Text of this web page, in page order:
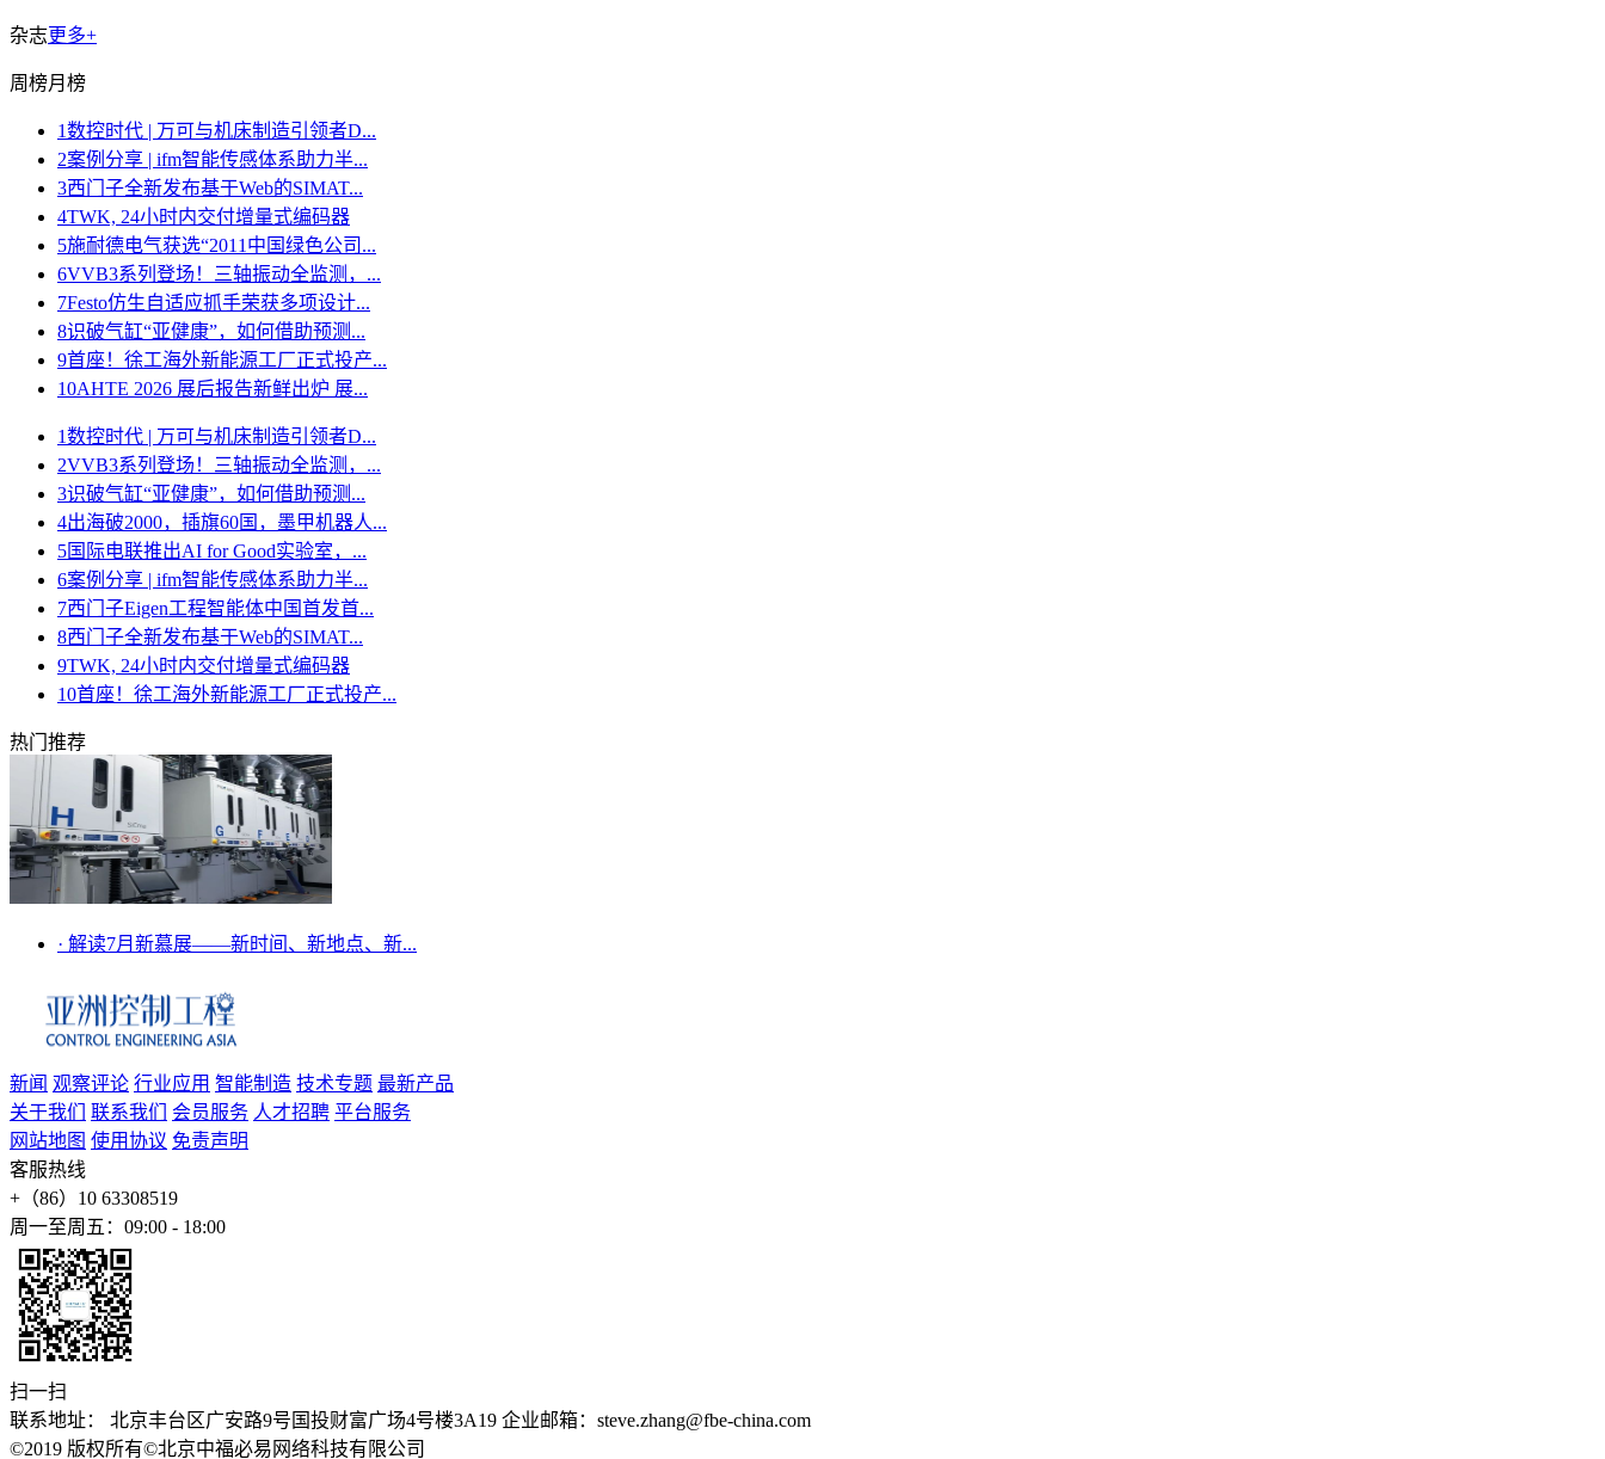
杂志更多+
周榜月榜
1数控时代 | 万可与机床制造引领者D...
2案例分享 | ifm智能传感体系助力半...
3西门子全新发布基于Web的SIMAT...
4TWK, 24小时内交付增量式编码器
5施耐德电气获选“2011中国绿色公司...
6VVB3系列登场！三轴振动全监测，...
7Festo仿生自适应抓手荣获多项设计...
8识破气缸“亚健康”，如何借助预测...
9首座！徐工海外新能源工厂正式投产...
10AHTE 2026 展后报告新鲜出炉 展...
1数控时代 | 万可与机床制造引领者D...
2VVB3系列登场！三轴振动全监测，...
3识破气缸“亚健康”，如何借助预测...
4出海破2000，插旗60国，墨甲机器人...
5国际电联推出AI for Good实验室，...
6案例分享 | ifm智能传感体系助力半...
7西门子Eigen工程智能体中国首发首...
8西门子全新发布基于Web的SIMAT...
9TWK, 24小时内交付增量式编码器
10首座！徐工海外新能源工厂正式投产...
热门推荐
· 解读7月新慕展——新时间、新地点、新...
新闻 观察评论 行业应用 智能制造 技术专题 最新产品
关于我们
联系我们 会员服务 人才招聘 平台服务
网站地图 使用协议 免责声明
客服热线
+（86）10 63308519
周一至周五：09:00 - 18:00
扫一扫
联系地址： 北京丰台区广安路9号国投财富广场4号楼3A19 企业邮箱：steve.zhang@fbe-china.com
©2019 版权所有©北京中福必易网络科技有限公司